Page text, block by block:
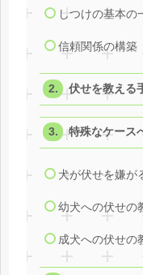
しつけの基本の
信頼関係の構築
伏せを教える
特殊なケース
犬が伏せを嫌が
幼犬への伏せの
成犬への伏せの